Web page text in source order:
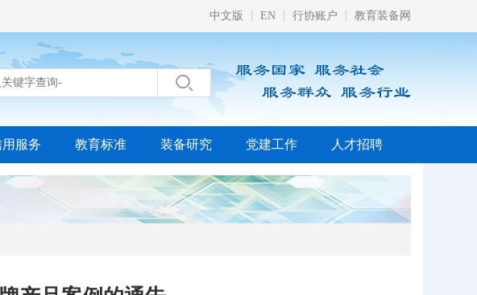
中文版 EN 行协账户 教育装备网

服务 教育标准 装备研究 党建工作 人才招聘